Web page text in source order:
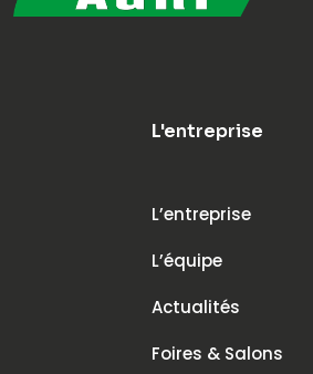
L'entreprise
L’entreprise
L’équipe
Actualités
Foires & Salons